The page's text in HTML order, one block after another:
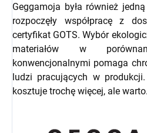
Geggamoja była również
rozpoczęły współpracę z
certyfikat GOTS. Wybór
materiałów w
konwencjonalnymi pomaga
ludzi pracujących w
kosztuje trochę więcej, ale warto.